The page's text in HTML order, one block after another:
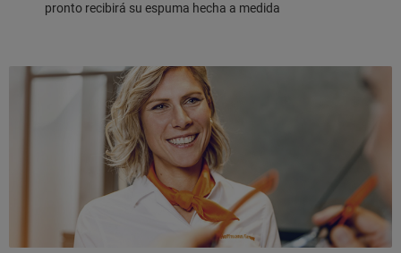
pronto recibirá su espuma hecha a medida